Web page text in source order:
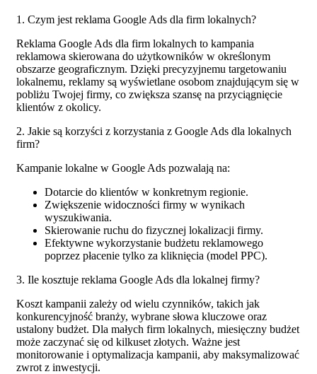
1. Czym jest reklama Google Ads dla firm lokalnych?
Reklama Google Ads dla firm lokalnych to kampania
reklamowa skierowana do użytkowników w określonym
obszarze geograficznym. Dzięki precyzyjnemu targetowaniu
lokalnemu, reklamy są wyświetlane osobom znajdującym się w
pobliżu Twojej firmy, co zwiększa szansę na przyciągnięcie
klientów z okolicy.
2. Jakie są korzyści z korzystania z Google Ads dla lokalnych
firm?
Kampanie lokalne w Google Ads pozwalają na:
Dotarcie do klientów w konkretnym regionie.
Zwiększenie widoczności firmy w wynikach
wyszukiwania.
Skierowanie ruchu do fizycznej lokalizacji firmy.
Efektywne wykorzystanie budżetu reklamowego
poprzez płacenie tylko za kliknięcia (model PPC).
3. Ile kosztuje reklama Google Ads dla lokalnej firmy?
Koszt kampanii zależy od wielu czynników, takich jak
konkurencyjność branży, wybrane słowa kluczowe oraz
ustalony budżet. Dla małych firm lokalnych, miesięczny budżet
może zaczynać się od kilkuset złotych. Ważne jest
monitorowanie i optymalizacja kampanii, aby maksymalizować
zwrot z inwestycji.